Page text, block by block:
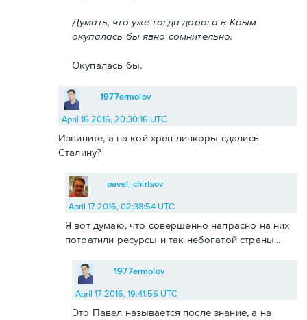
Думать, что уже тогда дорога в Крым
окупалась бы явно сомнительно.
Окупалась бы.
1977ermolov
April 16 2016, 20:30:16 UTC
Извините, а на кой хрен линкоры сдались
Сталину?
pavel_chirtsov
April 17 2016, 02:38:54 UTC
Я вот думаю, что совершенно напрасно на них
потратили ресурсы и так небогатой страны...
1977ermolov
April 17 2016, 19:41:56 UTC
Это Павел называется после знание, а на